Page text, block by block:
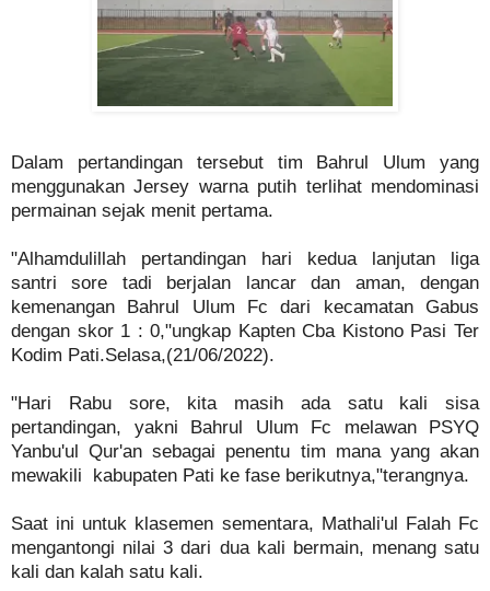
Dalam pertandingan tersebut tim Bahrul Ulum yang
menggunakan Jersey warna putih terlihat mendominasi
permainan sejak menit pertama.
"Alhamdulillah pertandingan hari kedua lanjutan liga
santri sore tadi berjalan lancar dan aman, dengan
kemenangan Bahrul Ulum Fc dari kecamatan Gabus
dengan skor 1 : 0,"ungkap Kapten Cba Kistono Pasi Ter
Kodim Pati.Selasa,(21/06/2022).
"Hari Rabu sore, kita masih ada satu kali sisa
pertandingan, yakni Bahrul Ulum Fc melawan PSYQ
Yanbu'ul Qur'an sebagai penentu tim mana yang akan
mewakili kabupaten Pati ke fase berikutnya,"terangnya.
Saat ini untuk klasemen sementara, Mathali'ul Falah Fc
mengantongi nilai 3 dari dua kali bermain, menang satu
kali dan kalah satu kali.